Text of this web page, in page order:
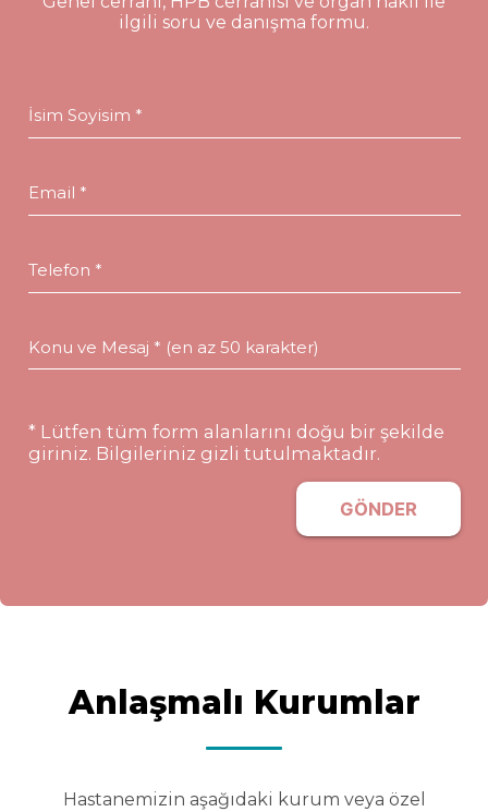
ilgili soru ve danışma formu.
İsim Soyisim *
Email *
Telefon *
Konu ve Mesaj * (en az 50 karakter)
* Lütfen tüm form alanlarını doğu bir şekilde
giriniz. Bilgileriniz gizli tutulmaktadır.
GÖNDER
Anlaşmalı Kurumlar
Hastanemizin aşağıdaki kurum veya özel